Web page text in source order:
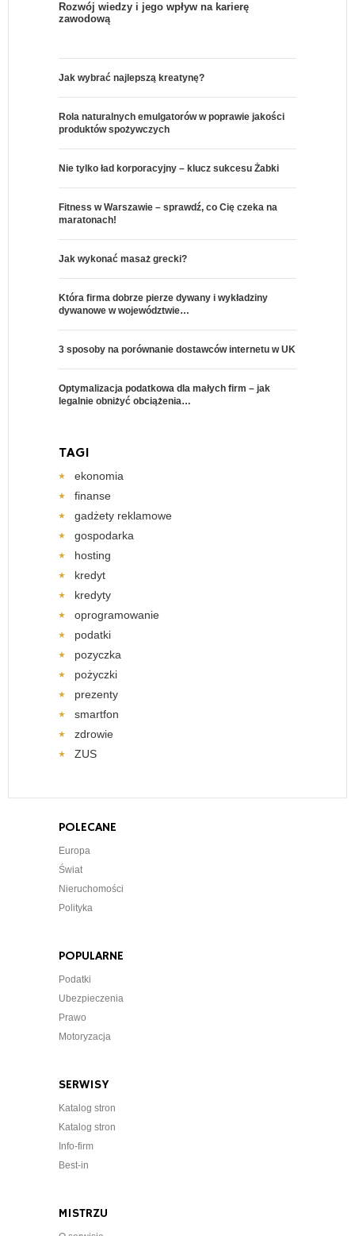
Rozwój wiedzy i jego wpływ na karierę
zawodową
Jak wybrać najlepszą kreatynę?
Rola naturalnych emulgatorów w poprawie jakości
produktów spożywczych
Nie tylko ład korporacyjny – klucz sukcesu Żabki
Fitness w Warszawie – sprawdź, co Cię czeka na
maratonach!
Jak wykonać masaż grecki?
Która firma dobrze pierze dywany i wykładziny
dywanowe w województwie…
3 sposoby na porównanie dostawców internetu w UK
Optymalizacja podatkowa dla małych firm – jak
legalnie obniżyć obciążenia…
TAGI
ekonomia
finanse
gadżety reklamowe
gospodarka
hosting
kredyt
kredyty
oprogramowanie
podatki
pozyczka
pożyczki
prezenty
smartfon
zdrowie
ZUS
POLECANE
Europa
Świat
Nieruchomości
Polityka
POPULARNE
Podatki
Ubezpieczenia
Prawo
Motoryzacja
SERWISY
Katalog stron
Katalog stron
Info-firm
Best-in
MISTRZU